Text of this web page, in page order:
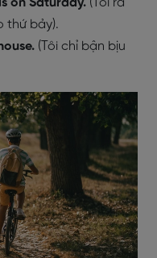
on Saturday. (Tôi ra
thứ bảy).
(Tôi chỉ bận bịu